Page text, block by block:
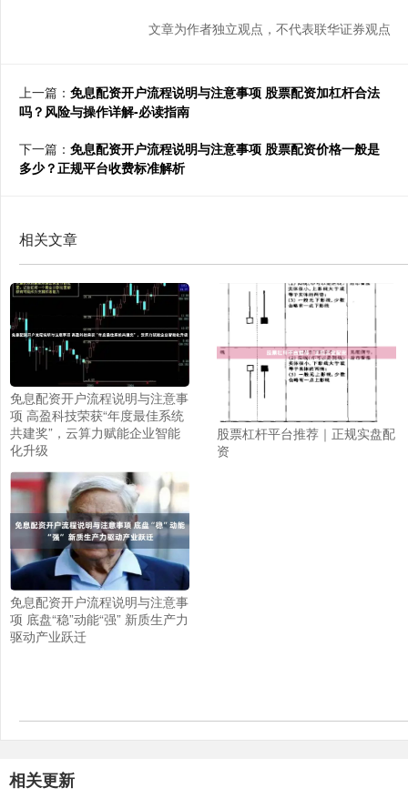
文章为作者独立观点，不代表联华证券观点
上一篇： 免息配资开户流程说明与注意事项 股票配资加杠杆合法
吗？风险与操作详解-必读指南
下一篇： 免息配资开户流程说明与注意事项 股票配资价格一般是
多少？正规平台收费标准解析
相关文章
免息配资开户流程说明与注意事
项 高盈科技荣获“年度最佳系统
共建奖”，云算力赋能企业智能
化升级
股票杠杆平台推荐｜正规实盘配
资
免息配资开户流程说明与注意事
项 底盘“稳”动能“强” 新质生产力
驱动产业跃迁
相关更新